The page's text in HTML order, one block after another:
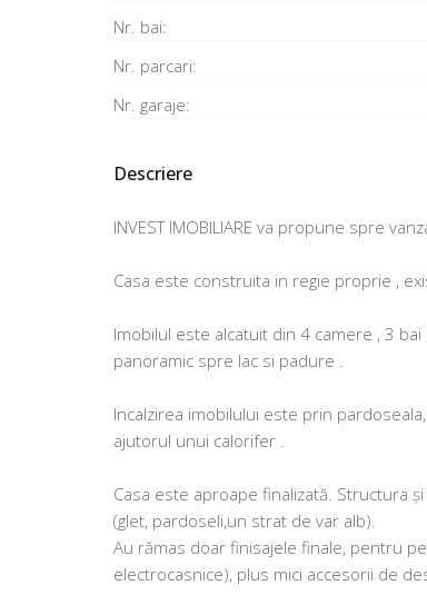
Nr. bai:
Nr. parcari:
Nr. garaje:
Descriere
INVEST IMOBILIARE va propune spre
Casa este construita in regie proprie ,
Imobilul este alcatuit din 4 camere , 3
panoramic spre lac si padure .
Incalzirea imobilului este prin
ajutorul unui calorifer .
Casa este aproape finalizată. Structura
(glet, pardoseli,un strat de var alb).
Au rămas doar finisajele finale, pentru
electrocasnice), plus mici accesorii de